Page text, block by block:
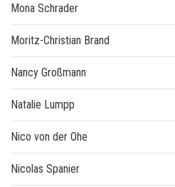
Mona Schrader
Moritz-Christian Brand
Nancy Großmann
Natalie Lumpp
Nico von der Ohe
Nicolas Spanier